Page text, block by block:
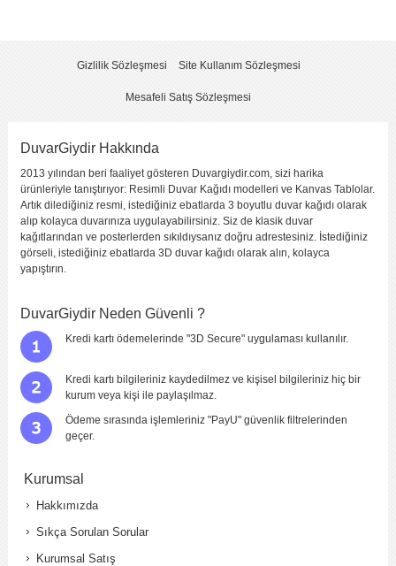
Gizlilik Sözleşmesi Site Kullanım Sözleşmesi
Mesafeli Satış Sözleşmesi
DuvarGiydir Hakkında
2013 yılından beri faaliyet gösteren Duvargiydir.com, sizi harika
ürünleriyle tanıştırıyor: Resimli Duvar Kağıdı modelleri ve Kanvas Tablolar.
Artık dilediğiniz resmi, istediğiniz ebatlarda 3 boyutlu duvar kağıdı olarak
alıp kolayca duvarınıza uygulayabilirsiniz. Siz de klasik duvar
kağıtlarından ve posterlerden sıkıldıysanız doğru adrestesiniz. İstediğiniz
görseli, istediğiniz ebatlarda 3D duvar kağıdı olarak alın, kolayca
yapıştırın.
DuvarGiydir Neden Güvenli ?
Kredi kartı ödemelerinde "3D Secure" uygulaması kullanılır.
Kredi kartı bilgileriniz kaydedilmez ve kişisel bilgileriniz hiç bir
kurum veya kişi ile paylaşılmaz.
Ödeme sırasında işlemleriniz "PayU" güvenlik filtrelerinden
geçer.
Kurumsal
Hakkımızda
Sıkça Sorulan Sorular
Kurumsal Satış